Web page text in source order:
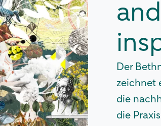
Der
zeichnet
die
die